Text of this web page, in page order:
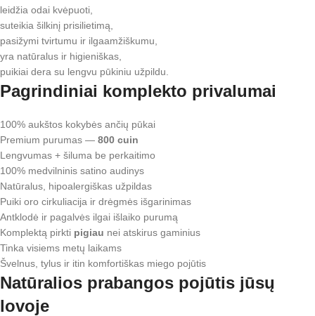
leidžia odai kvėpuoti,
suteikia šilkinį prisilietimą,
pasižymi tvirtumu ir ilgaamžiškumu,
yra natūralus ir higieniškas,
puikiai dera su lengvu pūkiniu užpildu.
Pagrindiniai komplekto privalumai
100% aukštos kokybės ančių pūkai
Premium purumas — 800 cuin
Lengvumas + šiluma be perkaitimo
100% medvilninis satino audinys
Natūralus, hipoalergiškas užpildas
Puiki oro cirkuliacija ir drėgmės išgarinimas
Antklodė ir pagalvės ilgai išlaiko purumą
Komplektą pirkti pigiau nei atskirus gaminius
Tinka visiems metų laikams
Švelnus, tylus ir itin komfortiškas miego pojūtis
Natūralios prabangos pojūtis jūsų
lovoje